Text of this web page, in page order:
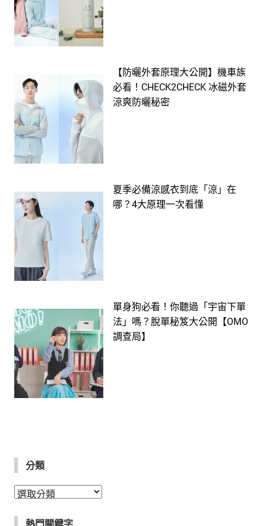
【防曬外套原理大公開】機車族
必看！CHECK2CHECK 冰磁外套
涼爽防曬秘密
夏季必備涼感衣到底「涼」在
哪？4大原理一次看懂
單身狗必看！你聽過「宇宙下單
法」嗎？脫單秘笈大公開【OMO
調查局】
分類
分